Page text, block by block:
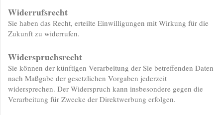
Widerrufsrecht
Sie haben das Recht, erteilte Einwilligungen mit Wirkung für die
Zukunft zu widerrufen.
Widerspruchsrecht
Sie können der künftigen Verarbeitung der Sie betreffenden Daten
nach Maßgabe der gesetzlichen Vorgaben jederzeit
widersprechen. Der Widerspruch kann insbesondere gegen die
Verarbeitung für Zwecke der Direktwerbung erfolgen.